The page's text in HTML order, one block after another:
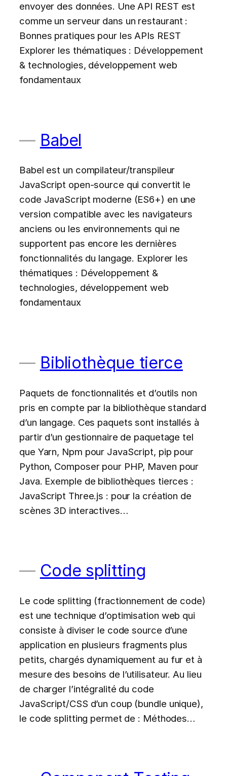
envoyer des données. Une API REST est
comme un serveur dans un restaurant :
Bonnes pratiques pour les APIs REST
Explorer les thématiques : Développement
& technologies, développement web
fondamentaux
Babel
Babel est un compilateur/transpileur
JavaScript open-source qui convertit le
code JavaScript moderne (ES6+) en une
version compatible avec les navigateurs
anciens ou les environnements qui ne
supportent pas encore les dernières
fonctionnalités du langage. Explorer les
thématiques : Développement &
technologies, développement web
fondamentaux
Bibliothèque tierce
Paquets de fonctionnalités et d’outils non
pris en compte par la bibliothèque standard
d’un langage. Ces paquets sont installés à
partir d’un gestionnaire de paquetage tel
que Yarn, Npm pour JavaScript, pip pour
Python, Composer pour PHP, Maven pour
Java. Exemple de bibliothèques tierces :
JavaScript Three.js : pour la création de
scènes 3D interactives…
Code splitting
Le code splitting (fractionnement de code)
est une technique d’optimisation web qui
consiste à diviser le code source d’une
application en plusieurs fragments plus
petits, chargés dynamiquement au fur et à
mesure des besoins de l’utilisateur. Au lieu
de charger l’intégralité du code
JavaScript/CSS d’un coup (bundle unique),
le code splitting permet de : Méthodes…